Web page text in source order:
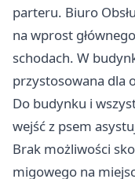
parteru. Biuro
na wprost
schodach. W
przystosowana dla
Do budynku i
wejść z psem
Brak możliwości
migowego na